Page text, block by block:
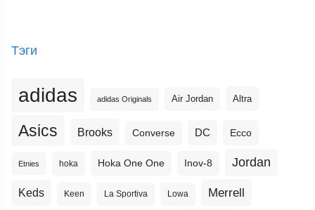
Тэги
adidas adidas Originals Air Jordan Altra
Asics Brooks Converse DC Ecco
Etnies hoka Hoka One One Inov-8 Jordan
Keds Keen La Sportiva Lowa Merrell